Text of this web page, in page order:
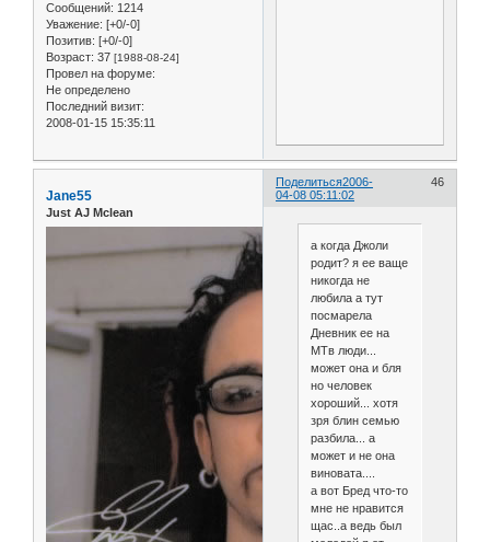
Сообщений: 1214
Уважение: [+0/-0]
Позитив: [+0/-0]
Возраст: 37 [1988-08-24]
Провел на форуме:
Не определено
Последний визит:
2008-01-15 15:35:11
Поделиться 46
2006-
04-08 05:11:02
Jane55
Just AJ Mclean
а когда Джоли
родит? я ее ваще
никогда не
любила а тут
посмарела
Дневник ее на
МТв люди...
может она и бля
но человек
хороший... хотя
зря блин семью
разбила... а
может и не она
виновата....
а вот Бред что-то
мне не нравится
щас..а ведь был